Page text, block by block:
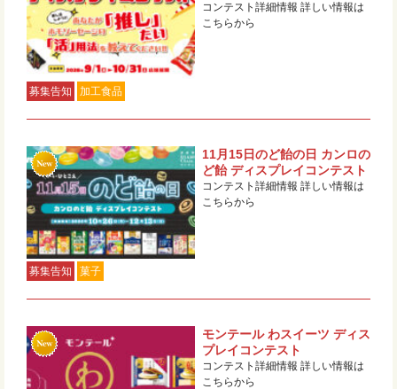
募集告知 加工食品
コンテスト詳細情報 詳しい情報は
こちらから
募集告知 菓子
11月15日のど飴の日 カンロの
ど飴 ディスプレイコンテスト
コンテスト詳細情報 詳しい情報は
こちらから
モンテール わスイーツ ディス
プレイコンテスト
コンテスト詳細情報 詳しい情報は
こちらから